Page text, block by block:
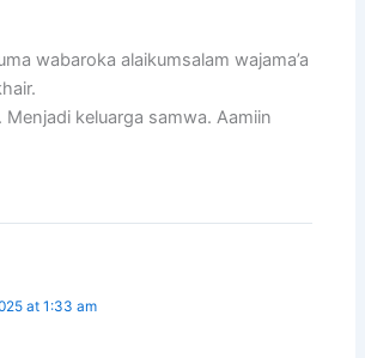
wabaroka alaikumsalam wajama’a
Menjadi keluarga samwa. Aamiin
at 1:33 am